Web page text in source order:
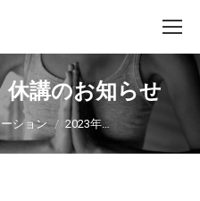
休講のお知らせ
ション 2023年…